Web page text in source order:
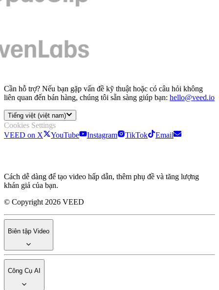
Cần hỗ trợ? Nếu bạn gặp vấn đề kỹ thuật hoặc có câu hỏi không
liên quan đến bán hàng, chúng tôi sẵn sàng giúp bạn: hello@veed.io
Tiếng việt (việt nam)
Cookies Settings
VEED on X
YouTube Instagram TikTok Email
Cách dễ dàng để tạo video hấp dẫn, thêm phụ đề và tăng lượng
khán giả của bạn.
© Copyright 2026 VEED
Biên tập Video
Công Cụ AI